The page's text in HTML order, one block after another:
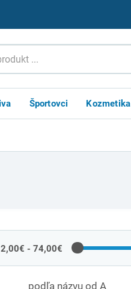
Športovci Kozmetika
2,00€ - 74,00€
podľa názvu od A